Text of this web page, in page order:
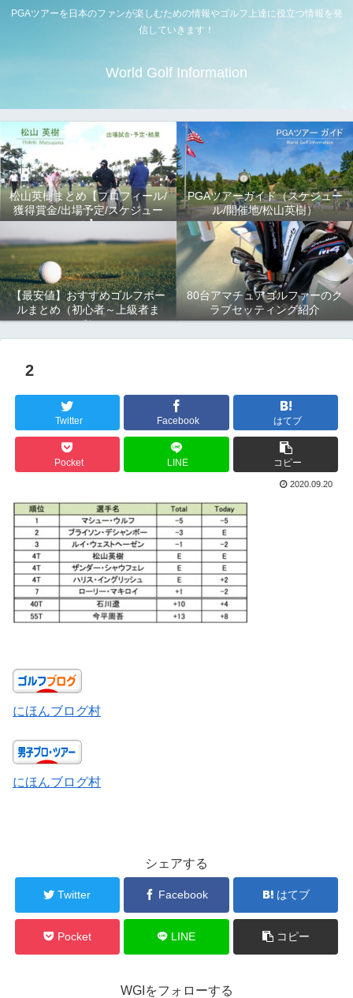
PGAツアーを日本のファンが楽しむための情報やゴルフ上達に役立つ情報を発
信していきます！
World Golf Information
松山英樹まとめ【プロフィール/
獲得賞金/出場予定/スケジュー
ル】
PGAツアーガイド（スケジュー
ル/開催地/松山英樹）
【最安値】おすすめゴルフボー
ルまとめ（初心者～上級者ま
で）
80台アマチュアゴルファーのク
ラブセッティング紹介
2
Twitter Facebook はてブ
Pocket LINE コピー
2020.09.20
にほんブログ村
にほんブログ村
シェアする
Twitter Facebook はてブ
Pocket LINE コピー
WGIをフォローする